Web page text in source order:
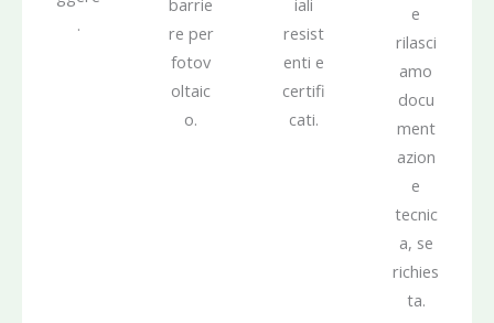
.
re per
fotov
oltaic
o.
resist
enti e
certifi
cati.
e
rilasci
amo
docu
ment
azion
e
tecnic
a, se
richies
ta.